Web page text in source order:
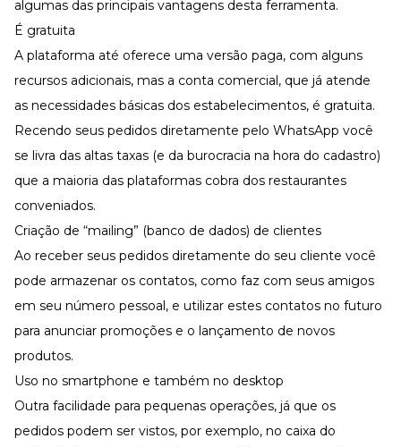
Aprofunde seu conhecimento
Para agilizar o seu trabalho
Infográfico
Conteúdo prático e rápido
Kits
Materiais centralizados
Lives
Newsletters
algumas das principais vantagens desta ferramenta.
É gratuita
A plataforma até oferece uma versão paga, com alguns
recursos adicionais, mas a conta comercial, que já atende
as necessidades básicas dos estabelecimentos, é gratuita.
Recendo seus pedidos diretamente pelo WhatsApp você
se livra das altas taxas (e da burocracia na hora do cadastro)
que a maioria das plataformas cobra dos restaurantes
conveniados.
Criação de “mailing” (banco de dados) de clientes
Ao receber seus pedidos diretamente do seu cliente você
pode armazenar os contatos, como faz com seus amigos
em seu número pessoal, e utilizar estes contatos no futuro
para anunciar promoções e o lançamento de novos
produtos.
Uso no smartphone e também no desktop
Outra facilidade para pequenas operações, já que os
pedidos podem ser vistos, por exemplo, no caixa do